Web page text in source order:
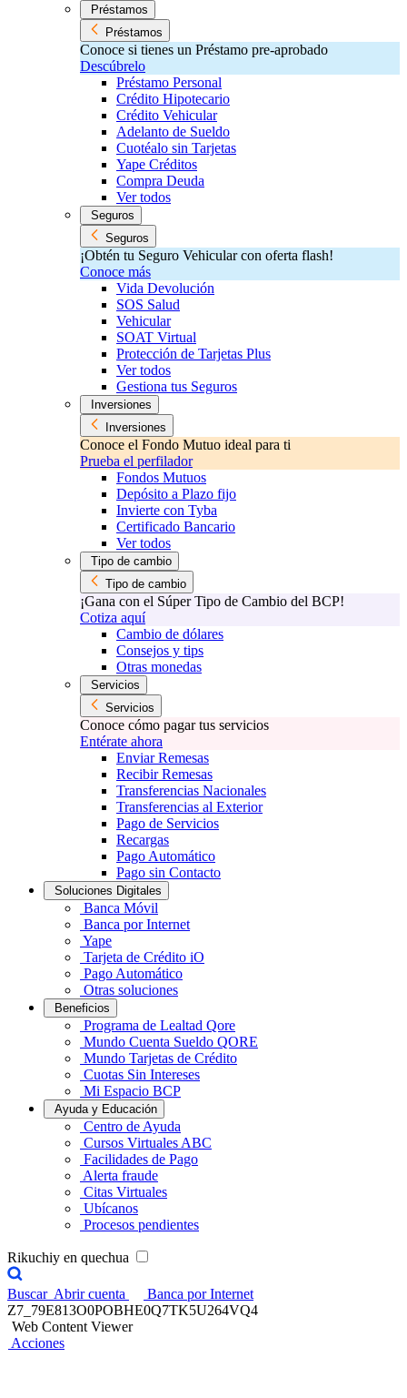
Préstamos
Préstamos
Conoce si tienes un Préstamo pre-aprobado
Descúbrelo
Préstamo Personal
Crédito Hipotecario
Crédito Vehicular
Adelanto de Sueldo
Cuotéalo sin Tarjetas
Yape Créditos
Compra Deuda
Ver todos
Seguros
Seguros
¡Obtén tu Seguro Vehicular con oferta flash!
Conoce más
Vida Devolución
SOS Salud
Vehicular
SOAT Virtual
Protección de Tarjetas Plus
Ver todos
Gestiona tus Seguros
Inversiones
Inversiones
Conoce el Fondo Mutuo ideal para ti
Prueba el perfilador
Fondos Mutuos
Depósito a Plazo fijo
Invierte con Tyba
Certificado Bancario
Ver todos
Tipo de cambio
Tipo de cambio
¡Gana con el Súper Tipo de Cambio del BCP!
Cotiza aquí
Cambio de dólares
Consejos y tips
Otras monedas
Servicios
Servicios
Conoce cómo pagar tus servicios
Entérate ahora
Enviar Remesas
Recibir Remesas
Transferencias Nacionales
Transferencias al Exterior
Pago de Servicios
Recargas
Pago Automático
Pago sin Contacto
Soluciones Digitales
Banca Móvil
Banca por Internet
Yape
Tarjeta de Crédito iO
Pago Automático
Otras soluciones
Beneficios
Programa de Lealtad Qore
Mundo Cuenta Sueldo QORE
Mundo Tarjetas de Crédito
Cuotas Sin Intereses
Mi Espacio BCP
Ayuda y Educación
Centro de Ayuda
Cursos Virtuales ABC
Facilidades de Pago
Alerta fraude
Citas Virtuales
Ubícanos
Procesos pendientes
Rikuchiy en quechua
Buscar Abrir cuenta
Banca por Internet
Z7_79E813O0POBHE0Q7TK5U264VQ4
Web Content Viewer
Acciones